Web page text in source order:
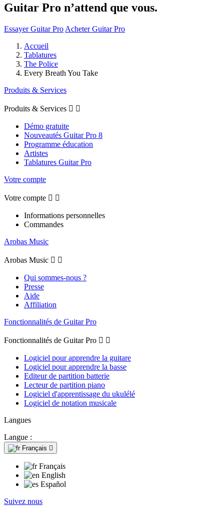
Guitar Pro n’attend que vous.
Essayer Guitar Pro Acheter Guitar Pro
Accueil
Tablatures
The Police
Every Breath You Take
Produits & Services
Produits & Services  
Démo gratuite
Nouveautés Guitar Pro 8
Programme éducation
Artistes
Tablatures Guitar Pro
Votre compte
Votre compte  
Informations personnelles
Commandes
Arobas Music
Arobas Music  
Qui sommes-nous ?
Presse
Aide
Affiliation
Fonctionnalités de Guitar Pro
Fonctionnalités de Guitar Pro  
Logiciel pour apprendre la guitare
Logiciel pour apprendre la basse
Editeur de partition batterie
Lecteur de partition piano
Logiciel d'apprentissage du ukulélé
Logiciel de notation musicale
Langues
Langue :
Français 
Français
English
Español
Suivez nous